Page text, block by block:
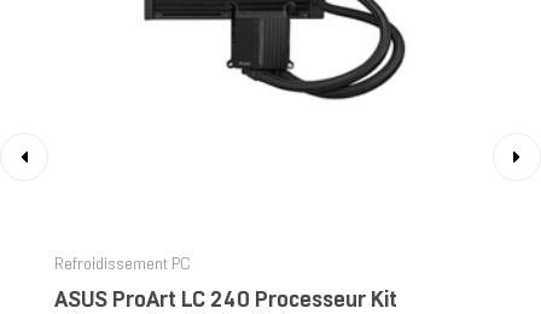
Refroidissement PC
ASUS ProArt LC 240 Processeur Kit